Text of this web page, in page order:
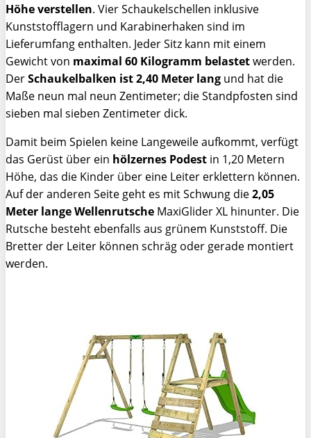
Höhe verstellen. Vier Schaukelschellen inklusive
Kunststofflagern und Karabinerhaken sind im
Lieferumfang enthalten. Jeder Sitz kann mit einem
Gewicht von maximal 60 Kilogramm belastetwerden.
DerSchaukelbalken ist 2,40 Meter lang und hat die
Maße neun mal neun Zentimeter; die Standpfosten sind
sieben mal sieben Zentimeter dick.
Damit beim Spielen keine Langeweile aufkommt, verfügt
das Gerüst über ein hölzernes Podest in 1,20 Metern
Höhe, das die Kinder über eine Leiter erklettern können.
Auf der anderen Seite geht es mit Schwung die2,05
Meter lange Wellenrutsche MaxiGlider XL hinunter. Die
Rutsche besteht ebenfalls aus grünem Kunststoff. Die
Bretter der Leiter können schräg oder gerade montiert
werden.